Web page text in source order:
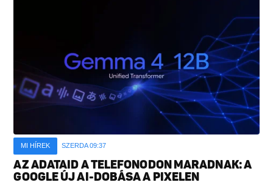
MI HÍREK SZERDA 09:37
AZ ADATAID A TELEFONODON MARADNAK: A
GOOGLE ÚJ AI-DOBÁSA A PIXELEN